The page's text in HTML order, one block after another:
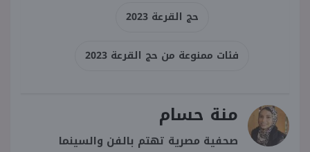
حج القرعة 2023
فئات ممنوعة من حج القرعة 2023
منة حسام
صحفية مصرية تهتم بالفن والسينما